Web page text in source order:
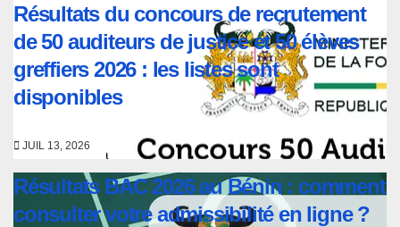
Résultats du concours de recrutement
de 50 auditeurs de justice et 50 élèves
greffiers 2026 : les listes sont
disponibles
JUIL 13, 2026
Résultats BAC 2026 au Bénin : comment
consulter votre admissibilité en ligne ?